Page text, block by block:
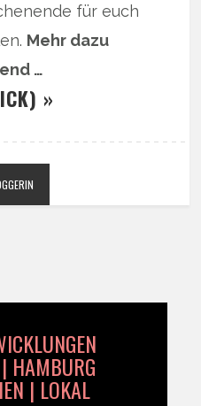
für euch
Mehr dazu
…
»
HAMBURG
| LOKAL